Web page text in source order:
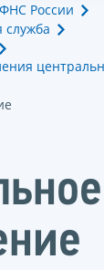
России
служба